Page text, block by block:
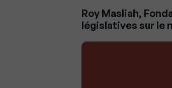
Roy Masliah,
législatives sur le